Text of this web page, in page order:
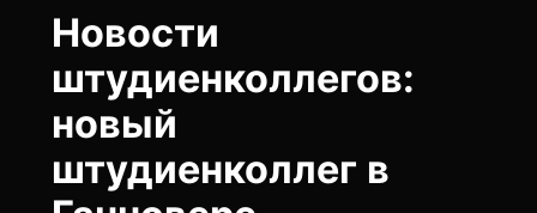
Новости
штудиенколлегов:
новый
штудиенколлег в